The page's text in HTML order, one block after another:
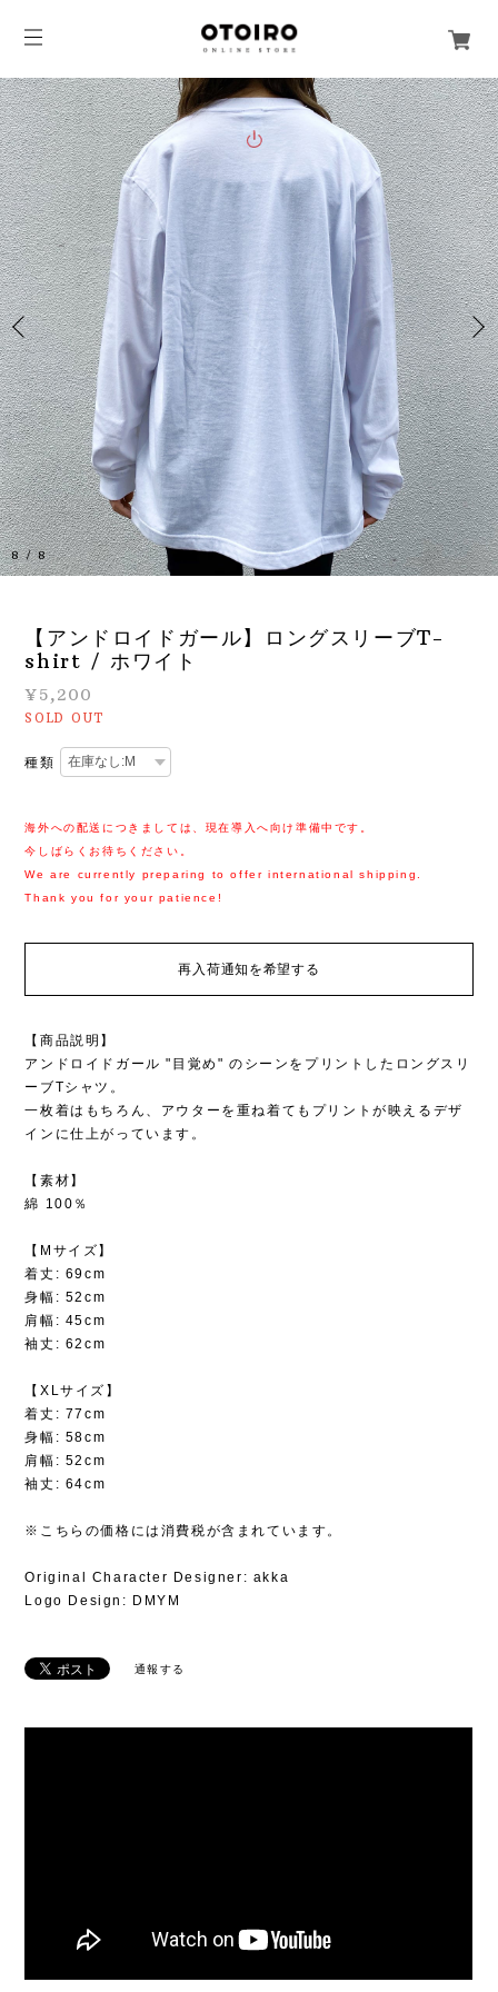
8/8
【アンドロイドガール】ロングスリーブT-
shirt / ホワイト
¥5,200
SOLD OUT
種類
海外への配送につきましては、現在導入へ向け準備中です。
今しばらくお待ちください。
We are currently preparing to offer international shipping.
Thank you for your patience!
再入荷通知を希望する
【商品説明】
アンドロイドガール "目覚め" のシーンをプリントしたロングスリ
ーブTシャツ。
一枚着はもちろん、アウターを重ね着てもプリントが映えるデザ
インに仕上がっています。
【素材】
綿 100％
【Mサイズ】
着丈: 69cm
身幅: 52cm
肩幅: 45cm
袖丈: 62cm
【XLサイズ】
着丈: 77cm
身幅: 58cm
肩幅: 52cm
袖丈: 64cm
※こちらの価格には消費税が含まれています。
Original Character Designer: akka
Logo Design: DMYM
通報する